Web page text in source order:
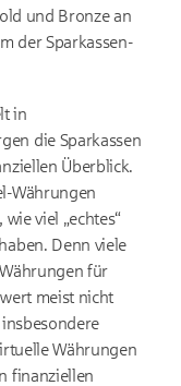
und Bronze an
der Sparkassen-
in
die Sparkassen
Überblick.
Währungen
viel „echtes“
Denn viele
für
meist nicht
Währungen
finanziellen